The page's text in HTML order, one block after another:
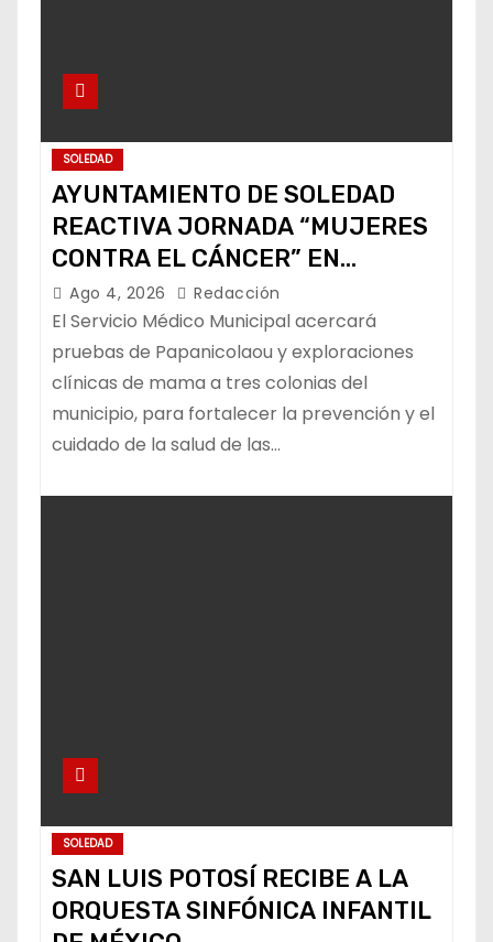
SOLEDAD
AYUNTAMIENTO DE SOLEDAD
REACTIVA JORNADA “MUJERES
CONTRA EL CÁNCER” EN
COLONIAS
Ago 4, 2026 Redacción
El Servicio Médico Municipal acercará
pruebas de Papanicolaou y exploraciones
clínicas de mama a tres colonias del
municipio, para fortalecer la prevención y el
cuidado de la salud de las…
SOLEDAD
SAN LUIS POTOSÍ RECIBE A LA
ORQUESTA SINFÓNICA INFANTIL